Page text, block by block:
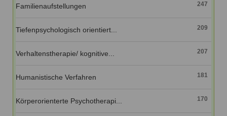
Anmelden
Familienaufstellungen 247
Tiefenpsychologisch orientiert... 209
Verhaltenstherapie/ kognitive... 207
Humanistische Verfahren 181
Körperorienterte Psychotherapi... 170